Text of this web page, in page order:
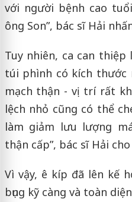
với người bệnh cao
ông Son”, bác sĩ Hải
Tuy nhiên, ca can
túi phình có kích thước
mạch thận - vị trí rất
lệch nhỏ cũng có thể
làm giảm lưu lượng
thận cấp”, bác sĩ Hải
Vì vậy, ê kíp đã lên kế
bụng kỹ càng và toàn